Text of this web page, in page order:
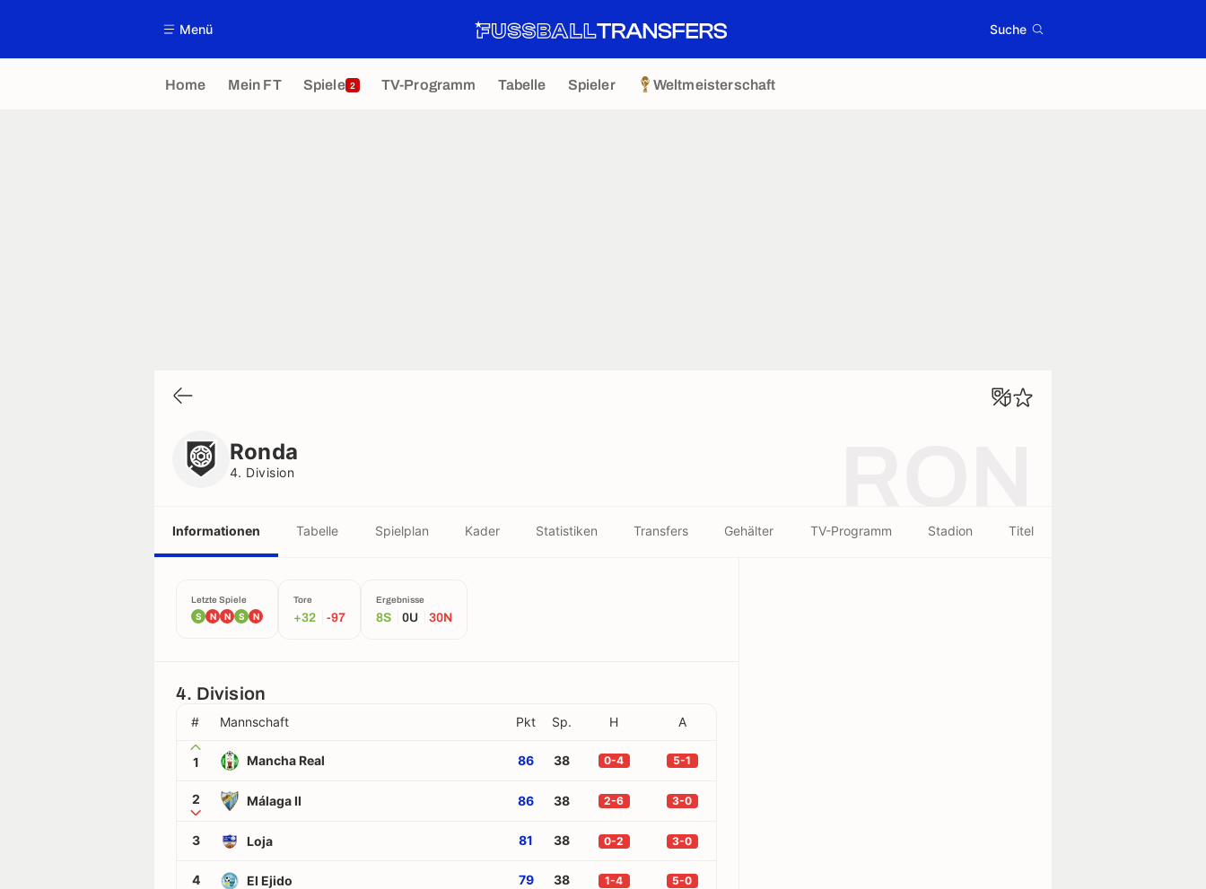
Menü Suche
Home Mein FT Spiele 2 TV-Programm Tabelle Spieler Weltmeisterschaft
Ronda
4. Division
Informationen Tabelle Spielplan Kader Statistiken Transfers Gehälter TV-Programm Stadion Titel
Letzte Spiele
S N N S N
Tore
+32 -97
Ergebnisse
8S 0U 30N
4. Division
# Mannschaft Pkt Sp. H A
1 Mancha Real 86 38 0-4 5-1
2 Málaga II 86 38 2-6 3-0
3 Loja 81 38 0-2 3-0
4 El Ejido 79 38 1-4 5-0